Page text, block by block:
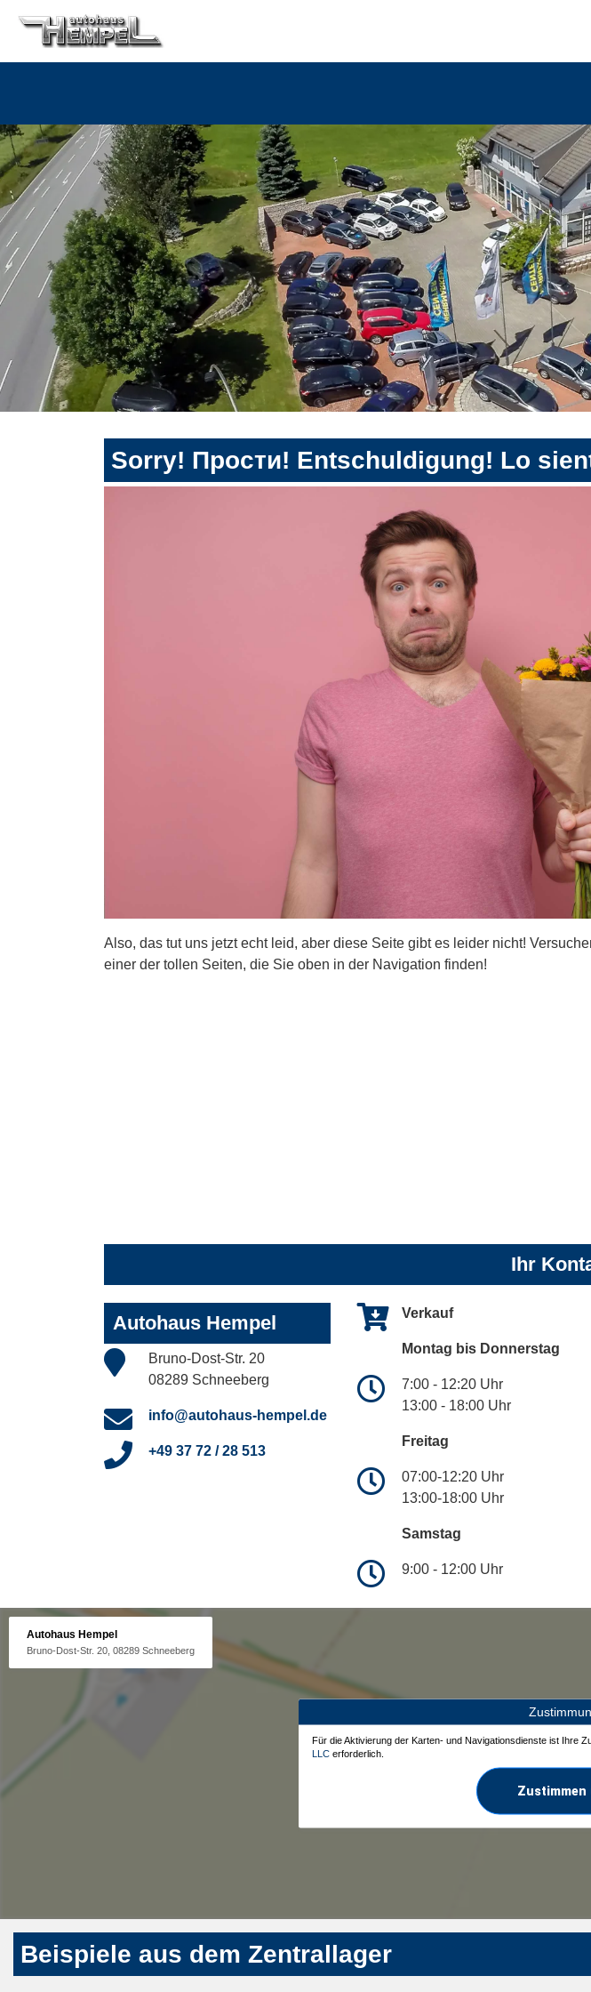
Sorry! Прости! Entschuldigung! Lo
Also, das tut uns jetzt echt leid, aber diese Seite gibt es leider nicht!
einer der tollen Seiten, die Sie oben in der Navigation finden!
Ihr
Autohaus Hempel
Bruno-Dost-Str. 20
08289 Schneeberg
info@autohaus-hempel.de
+49 37 72 / 28 513
Verkauf
Montag bis Donnerstag
7:00 - 12:20 Uhr
13:00 - 18:00 Uhr
Freitag
07:00-12:20 Uhr
13:00-18:00 Uhr
Samstag
9:00 - 12:00 Uhr
Autohaus Hempel
Bruno-Dost-Str. 20, 08289 Schneeberg
Für die Aktivierung der Karten- und Navigationsdienste ist Ihre
LLC erforderlich.
Zustimmen
Beispiele aus dem Zentrallager